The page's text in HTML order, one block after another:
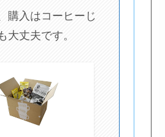
購入はコーヒーじ
大丈夫です。